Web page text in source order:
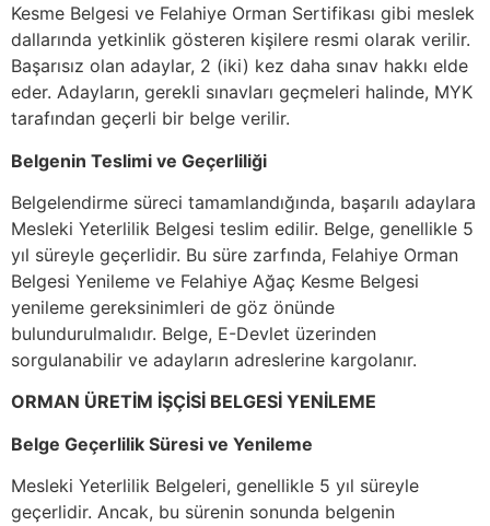
Kesme Belgesi ve Felahiye Orman Sertifikası gibi meslek
dallarında yetkinlik gösteren kişilere resmi olarak verilir.
Başarısız olan adaylar, 2 (iki) kez daha sınav hakkı elde
eder. Adayların, gerekli sınavları geçmeleri halinde, MYK
tarafından geçerli bir belge verilir.
Belgenin Teslimi ve Geçerliliği
Belgelendirme süreci tamamlandığında, başarılı adaylara
Mesleki Yeterlilik Belgesi teslim edilir. Belge, genellikle 5
yıl süreyle geçerlidir. Bu süre zarfında, Felahiye Orman
Belgesi Yenileme ve Felahiye Ağaç Kesme Belgesi
yenileme gereksinimleri de göz önünde
bulundurulmalıdır. Belge, E-Devlet üzerinden
sorgulanabilir ve adayların adreslerine kargolanır.
ORMAN ÜRETİM İŞÇİSİ BELGESİ YENİLEME
Belge Geçerlilik Süresi ve Yenileme
Mesleki Yeterlilik Belgeleri, genellikle 5 yıl süreyle
geçerlidir. Ancak, bu sürenin sonunda belgenin